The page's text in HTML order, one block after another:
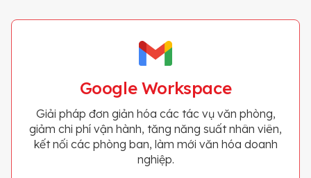
Google Workspace
Giải pháp đơn giản hóa các tác vụ văn phòng,
giảm chi phí vận hành, tăng năng suất nhân viên,
kết nối các phòng ban, làm mới văn hóa doanh
nghiệp.